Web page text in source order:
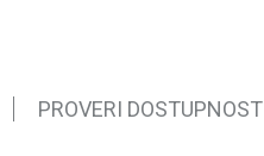
PROVERI DOSTUPNOST